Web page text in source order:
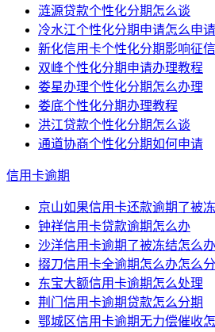
涟源贷款个性化分期怎么谈
冷水江个性化分期申请怎么申请
新化信用卡个性化分期影响征
双峰个性化分期申请办理教程
娄星办理个性化分期怎么办理
娄底个性化分期办理教程
洪江贷款个性化分期怎么谈
通道协商个性化分期如何申请
信用卡逾期
京山如果信用卡还款逾期了被
钟祥信用卡贷款逾期怎么办
沙洋信用卡逾期了被冻结怎么办
掇刀信用卡全逾期怎么办怎么
东宝大额信用卡逾期怎么处理
荆门信用卡逾期贷款怎么分期
鄂城区信用卡逾期无力偿催收